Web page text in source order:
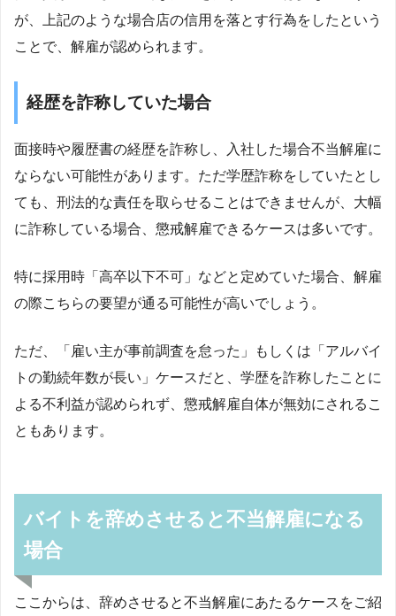
が、上記のような場合店の信用を落とす行為をしたという
ことで、解雇が認められます。
経歴を詐称していた場合
面接時や履歴書の経歴を詐称し、入社した場合不当解雇に
ならない可能性があります。ただ学歴詐称をしていたとし
ても、刑法的な責任を取らせることはできませんが、大幅
に詐称している場合、懲戒解雇できるケースは多いです。
特に採用時「高卒以下不可」などと定めていた場合、解雇
の際こちらの要望が通る可能性が高いでしょう。
ただ、「雇い主が事前調査を怠った」もしくは「アルバイ
トの勤続年数が長い」ケースだと、学歴を詐称したことに
よる不利益が認められず、懲戒解雇自体が無効にされるこ
ともあります。
バイトを辞めさせると不当解雇になる
場合
ここからは、辞めさせると不当解雇にあたるケースをご紹